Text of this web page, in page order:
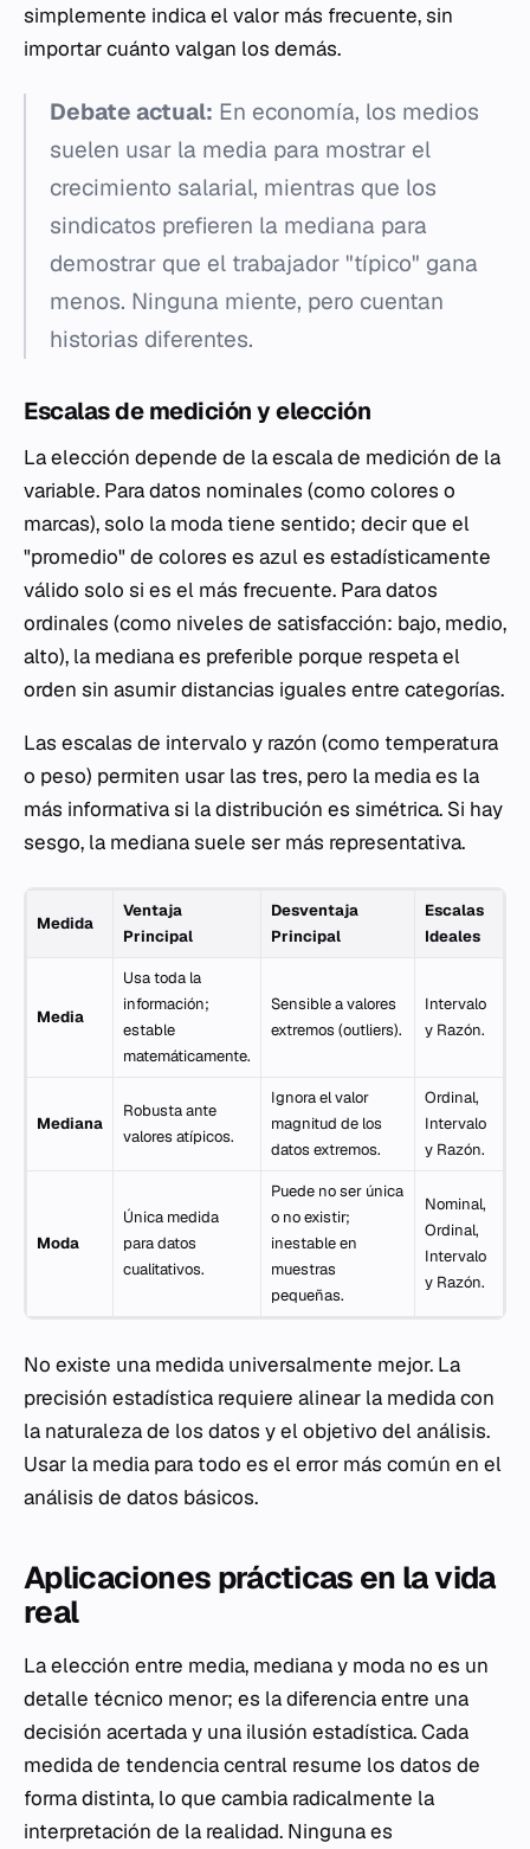
simplemente indica el valor más frecuente, sin
importar cuánto valgan los demás.
Debate actual: En economía, los medios
suelen usar la media para mostrar el
crecimiento salarial, mientras que los
sindicatos prefieren la mediana para
demostrar que el trabajador "típico" gana
menos. Ninguna miente, pero cuentan
historias diferentes.
Escalas de medición y elección
La elección depende de la escala de medición de la
variable. Para datos nominales (como colores o
marcas), solo la moda tiene sentido; decir que el
"promedio" de colores es azul es estadísticamente
válido solo si es el más frecuente. Para datos
ordinales (como niveles de satisfacción: bajo, medio,
alto), la mediana es preferible porque respeta el
orden sin asumir distancias iguales entre categorías.
Las escalas de intervalo y razón (como temperatura
o peso) permiten usar las tres, pero la media es la
más informativa si la distribución es simétrica. Si hay
sesgo, la mediana suele ser más representativa.
Medida
Ventaja
Principal
Desventaja
Principal
Escalas
Ideales
Media
Usa toda la
información;
estable
matemáticamente.
Sensible a valores
extremos (outliers).
Intervalo
y Razón.
Mediana
Robusta ante
valores atípicos.
Ignora el valor
magnitud de los
datos extremos.
Ordinal,
Intervalo
y Razón.
Moda
Única medida
para datos
cualitativos.
Puede no ser única
o no existir;
inestable en
muestras
pequeñas.
Nominal,
Ordinal,
Intervalo
y Razón.
No existe una medida universalmente mejor. La
precisión estadística requiere alinear la medida con
la naturaleza de los datos y el objetivo del análisis.
Usar la media para todo es el error más común en el
análisis de datos básicos.
Aplicaciones prácticas en la vida
real
La elección entre media, mediana y moda no es un
detalle técnico menor; es la diferencia entre una
decisión acertada y una ilusión estadística. Cada
medida de tendencia central resume los datos de
forma distinta, lo que cambia radicalmente la
interpretación de la realidad. Ninguna es